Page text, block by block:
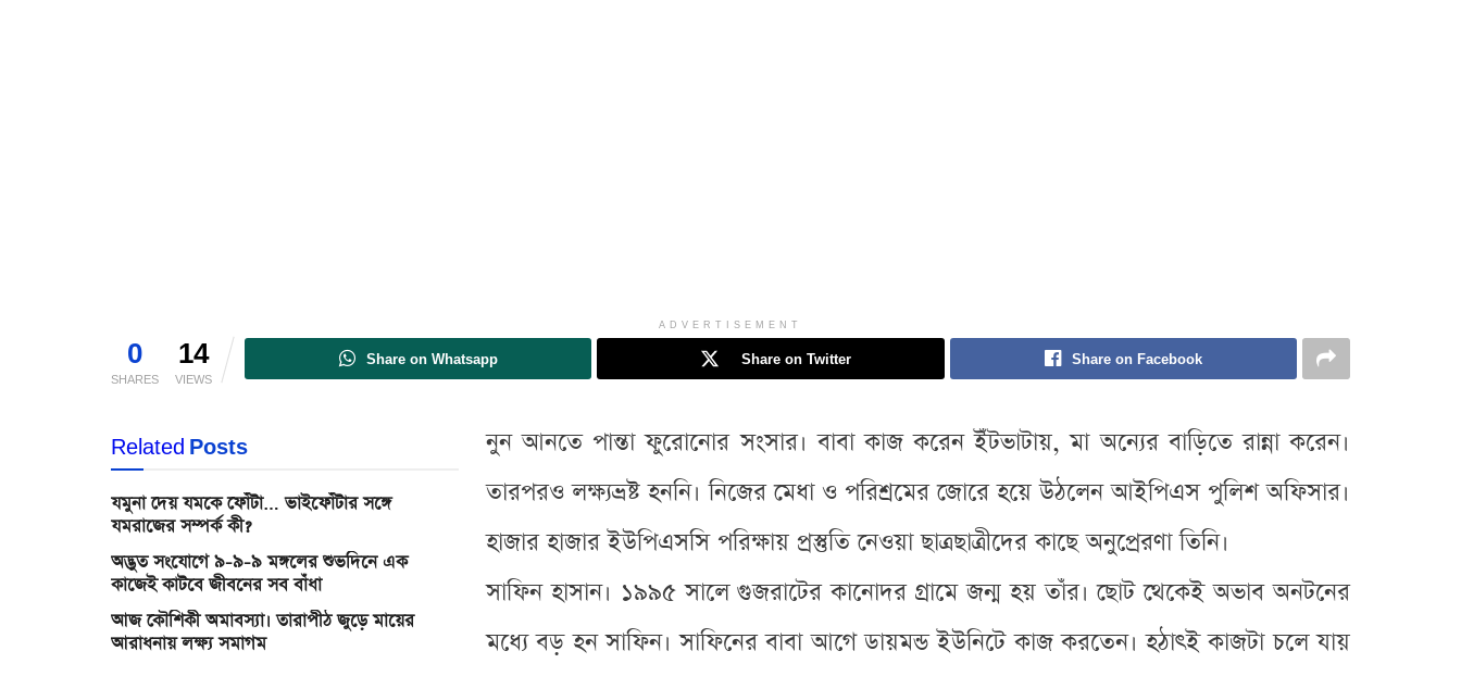
ADVERTISEMENT
0
SHARES
14
VIEWS
Share on Whatsapp Share on Twitter Share on Facebook
RelatedPosts
যমুনা দেয় যমকে ফোঁটা… ভাইফোঁটার সঙ্গে
যমরাজের সম্পর্ক কী?
অদ্ভুত সংযোগে ৯-৯-৯ মঙ্গলের শুভদিনে এক
কাজেই কাটবে জীবনের সব বাঁধা
আজ কৌশিকী অমাবস্যা। তারাপীঠ জুড়ে মায়ের
আরাধনায় লক্ষ্য সমাগম
নুন আনতে পান্তা ফুরোনোর সংসার। বাবা কাজ করেন ইঁটভাটায়, মা অন্যের বাড়িতে রান্না করেন।
তারপরও লক্ষ্যভ্রষ্ট হননি। নিজের মেধা ও পরিশ্রমের জোরে হয়ে উঠলেন আইপিএস পুলিশ অফিসার।
হাজার হাজার ইউপিএসসি পরিক্ষায় প্রস্তুতি নেওয়া ছাত্রছাত্রীদের কাছে অনুপ্রেরণা তিনি।
সাফিন হাসান। ১৯৯৫ সালে গুজরাটের কানোদর গ্রামে জন্ম হয় তাঁর। ছোট থেকেই অভাব অনটনের
মধ্যে বড় হন সাফিন। সাফিনের বাবা আগে ডায়মন্ড ইউনিটে কাজ করতেন। হঠাৎই কাজটা চলে যায়